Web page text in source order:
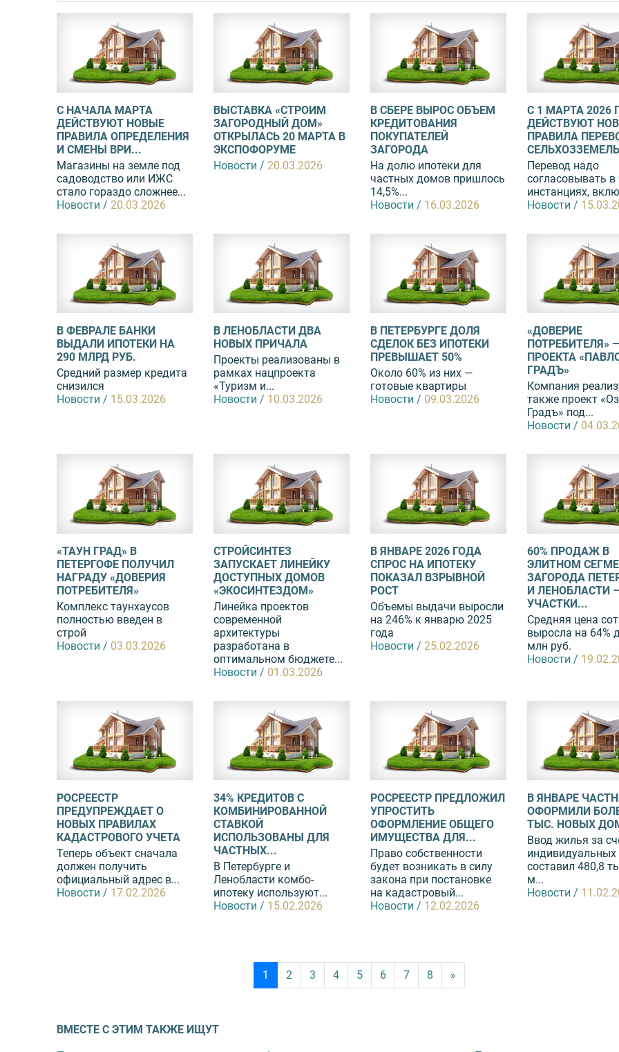
С НАЧАЛА МАРТА
ДЕЙСТВУЮТ НОВЫЕ
ПРАВИЛА ОПРЕДЕЛЕНИЯ
И СМЕНЫ ВРИ...
Магазины на земле под
садоводство или ИЖС
стало гораздо сложнее...
Новости / 20.03.2026
ВЫСТАВКА «СТРОИМ
ЗАГОРОДНЫЙ ДОМ»
ОТКРЫЛАСЬ 20 МАРТА В
ЭКСПОФОРУМЕ
Новости / 20.03.2026
В СБЕРЕ ВЫРОС ОБЪЕМ
КРЕДИТОВАНИЯ
ПОКУПАТЕЛЕЙ
ЗАГОРОДА
На долю ипотеки для
частных домов пришлось
14,5%...
Новости / 16.03.2026
С 1 МАРТА 2026
ДЕЙСТВУЮТ
ПРАВИЛА
Перевод надо
согласовывать в
инстанциях,
Новости /
В ФЕВРАЛЕ БАНКИ
ВЫДАЛИ ИПОТЕКИ НА
290 МЛРД РУБ.
Средний размер кредита
снизился
Новости / 15.03.2026
В ЛЕНОБЛАСТИ ДВА
НОВЫХ ПРИЧАЛА
Проекты реализованы в
рамках нацпроекта
«Туризм и...
Новости / 10.03.2026
В ПЕТЕРБУРГЕ ДОЛЯ
СДЕЛОК БЕЗ ИПОТЕКИ
ПРЕВЫШАЕТ 50%
Около 60% из них —
готовые квартиры
Новости / 09.03.2026
«ДОВЕРИЕ
ПОТРЕБИТЕЛЯ»
ПРОЕКТА
ГРАДЪ»
Компания
также проект
Градъ» под...
Новости /
«ТАУН ГРАД» В
ПЕТЕРГОФЕ ПОЛУЧИЛ
НАГРАДУ «ДОВЕРИЯ
ПОТРЕБИТЕЛЯ»
Комплекс таунхаусов
полностью введен в
строй
Новости / 03.03.2026
СТРОЙСИНТЕЗ
ЗАПУСКАЕТ ЛИНЕЙКУ
ДОСТУПНЫХ ДОМОВ
«ЭКОСИНТЕЗДОМ»
Линейка проектов
современной
архитектуры
разработана в
оптимальном бюджете...
Новости / 01.03.2026
В ЯНВАРЕ 2026 ГОДА
СПРОС НА ИПОТЕКУ
ПОКАЗАЛ ВЗРЫВНОЙ
РОСТ
Объемы выдачи выросли
на 246% к январю 2025
года
Новости / 25.02.2026
60% ПРОДАЖ В
ЭЛИТНОМ
ЗАГОРОДА
И ЛЕНОБЛАСТИ –
УЧАСТКИ...
Средняя цена
выросла на 64%
млн руб.
Новости /
РОСРЕЕСТР
ПРЕДУПРЕЖДАЕТ О
НОВЫХ ПРАВИЛАХ
КАДАСТРОВОГО УЧЕТА
Теперь объект сначала
должен получить
официальный адрес в...
Новости / 17.02.2026
34% КРЕДИТОВ С
КОМБИНИРОВАННОЙ
СТАВКОЙ
ИСПОЛЬЗОВАНЫ ДЛЯ
ЧАСТНЫХ...
В Петербурге и
Ленобласти комбо-
ипотеку используют...
Новости / 15.02.2026
РОСРЕЕСТР ПРЕДЛОЖИЛ
УПРОСТИТЬ
ОФОРМЛЕНИЕ ОБЩЕГО
ИМУЩЕСТВА ДЛЯ...
Право собственности
будет возникать в силу
закона при постановке
на кадастровый...
Новости / 12.02.2026
В ЯНВАРЕ
ОФОРМИЛИ
ТЫС. НОВЫХ
Ввод жилья за
составил 480,8
м...
Новости /
1 2 3 4 5 6 7 8 »
ВМЕСТЕ С ЭТИМ ТАКЖЕ ИЩУТ